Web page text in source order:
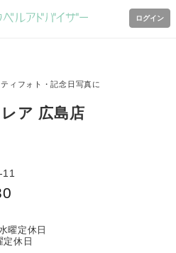
ログイン
ィフォト・記念日写真に
ア 広島店
曜定休日
休日